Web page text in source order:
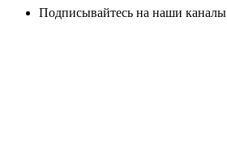
Подписывайтесь на наши каналы